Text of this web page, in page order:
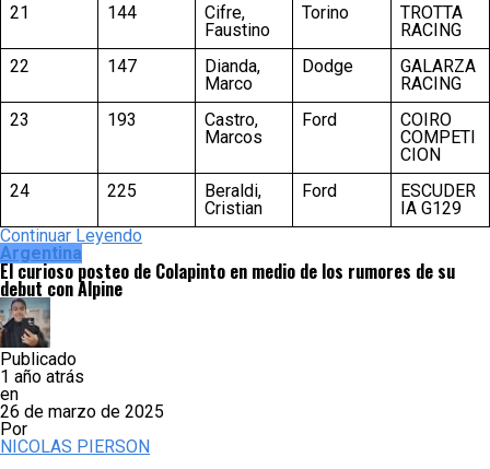
21
144
Cifre,
Faustino
Torino
TROTTA
RACING
22
147
Dianda,
Marco
Dodge
GALARZA
RACING
23
193
Castro,
Marcos
Ford
COIRO
COMPETI
CION
24
225
Beraldi,
Cristian
Ford
ESCUDER
IA G129
Continuar Leyendo
Argentina
El curioso posteo de Colapinto en medio de los rumores de su
debut con Alpine
Publicado
1 año atrás
en
26 de marzo de 2025
Por
NICOLAS PIERSON